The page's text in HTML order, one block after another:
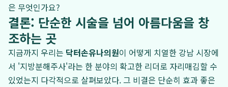
은 무엇인가요?
결론: 단순한 시술을 넘어 아름다움을 창
조하는 곳
지금까지 우리는 닥터손유나의원이 어떻게 치열한 강남 시장에
서 '지방분해주사'라는 한 분야의 확고한 리더로 자리매김할 수
있었는지 다각적으로 살펴보았다. 그 비결은 단순히 효과 좋은